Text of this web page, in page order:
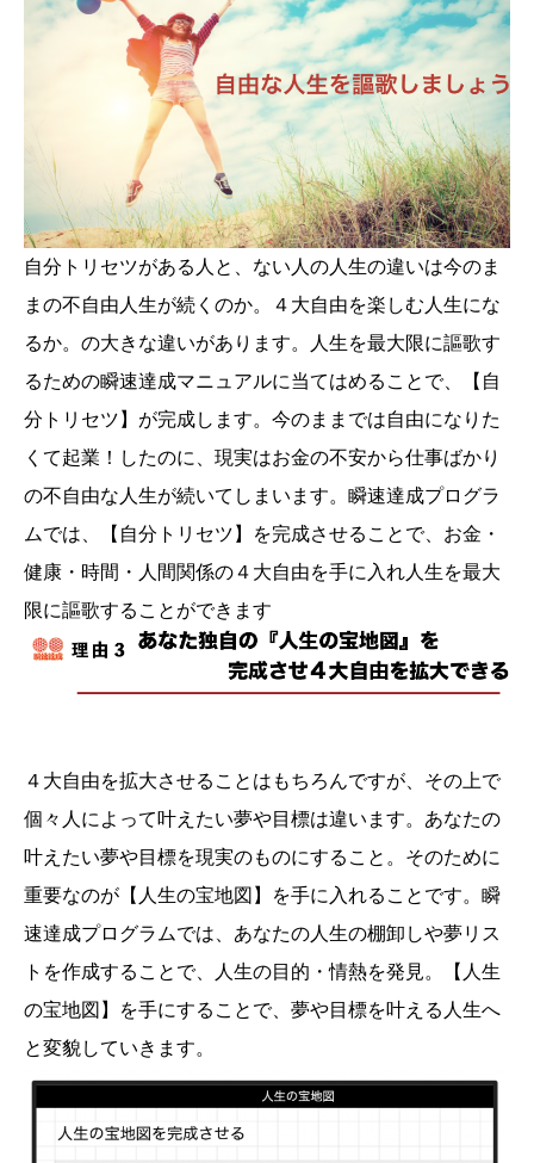
自分トリセツがある人と、ない人の人生の違いは今のま
まの不自由人生が続くのか。４大自由を楽しむ人生にな
るか。の大きな違いがあります。人生を最大限に謳歌す
るための瞬速達成マニュアルに当てはめることで、【自
分トリセツ】が完成します。今のままでは自由になりた
くて起業！したのに、現実はお金の不安から仕事ばかり
の不自由な人生が続いてしまいます。瞬速達成プログラ
ムでは、【自分トリセツ】を完成させることで、お金・
健康・時間・人間関係の４大自由を手に入れ人生を最大
限に謳歌することができます
４大自由を拡大させることはもちろんですが、その上で
個々人によって叶えたい夢や目標は違います。あなたの
叶えたい夢や目標を現実のものにすること。そのために
重要なのが【人生の宝地図】を手に入れることです。瞬
速達成プログラムでは、あなたの人生の棚卸しや夢リス
トを作成することで、人生の目的・情熱を発見。【人生
の宝地図】を手にすることで、夢や目標を叶える人生へ
と変貌していきます。